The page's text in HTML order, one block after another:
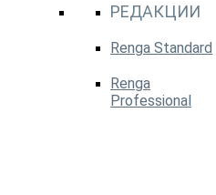
РЕДАКЦИИ
Renga Standard
Renga
Professional